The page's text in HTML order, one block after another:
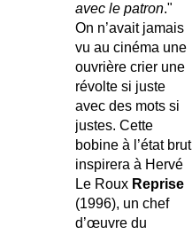
avec le patron."
On n’avait jamais
vu au cinéma une
ouvrière crier une
révolte si juste
avec des mots si
justes. Cette
bobine à l’état brut
inspirera à Hervé
Le Roux Reprise
(1996), un chef
d’œuvre du